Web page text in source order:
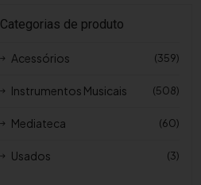
Categorias de produto
Acessórios (359)
Instrumentos Musicais (508)
Mediateca (60)
Usados (3)